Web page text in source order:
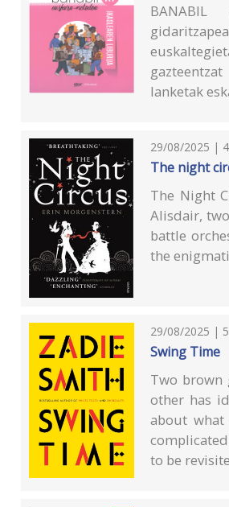
BANABIL
lanketak
29/08/2025 |
The night
The Night
Alisdair,
battle
the
29/08/2025 |
Swing Time
Two brown
other has
about
to be